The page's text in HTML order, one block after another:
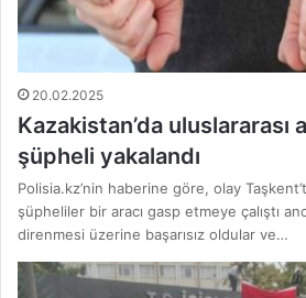
20.02.2025
Kazakistan’da uluslararası
şüpheli yakalandı
Polisia.kz’nin haberine göre, olay
şüpheliler bir aracı gasp etmeye çalıştı
direnmesi üzerine başarısız oldular ve…